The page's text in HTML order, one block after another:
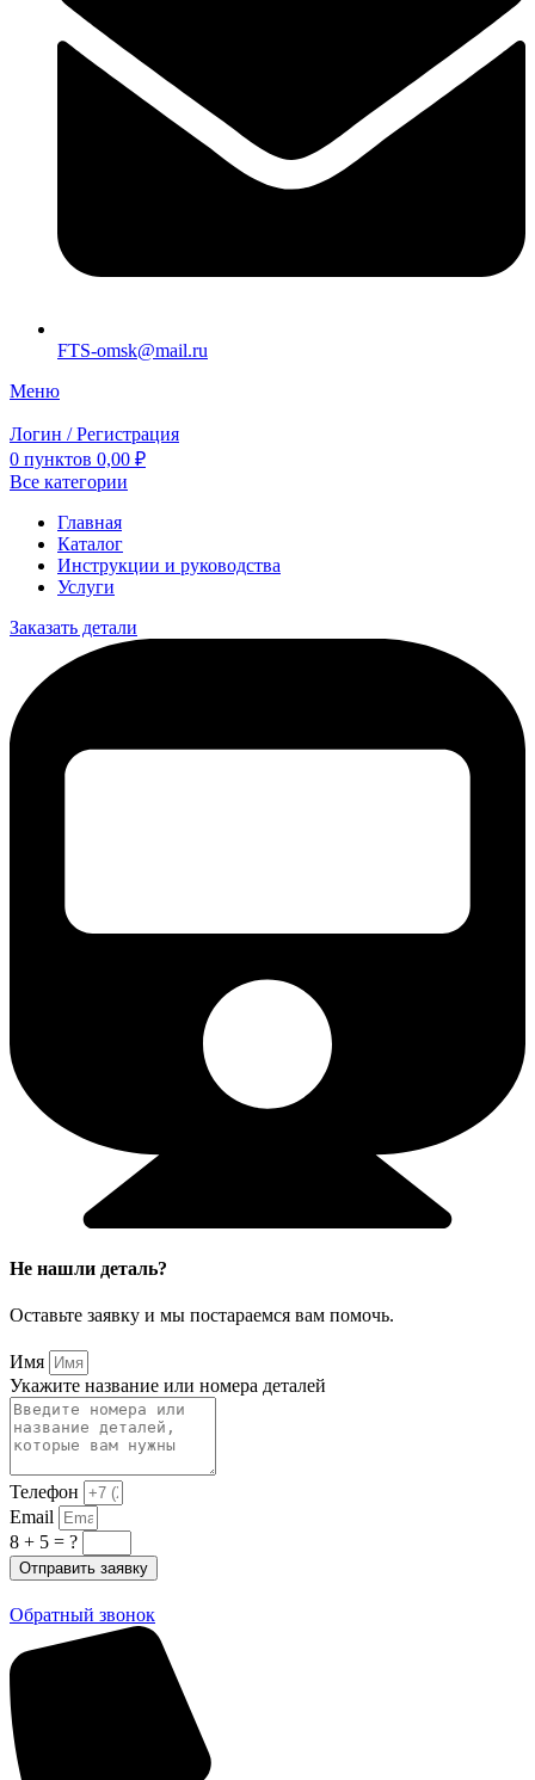
FTS-omsk@mail.ru
Меню
Логин / Регистрация
0 пунктов 0,00 ₽
Все категории
Главная
Каталог
Инструкции и руководства
Услуги
Заказать детали
Не нашли деталь?
Оставьте заявку и мы постараемся вам помочь.
Имя
Укажите название или номера деталей
Телефон
Email
8 + 5 = ?
Отправить заявку
Обратный звонок